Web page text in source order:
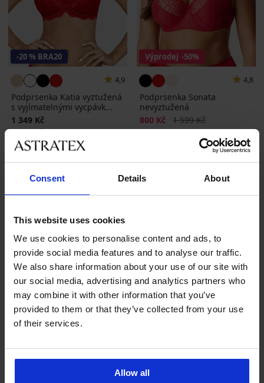
Consent Details About
This website uses cookies
We use cookies to personalise content and ads, to
provide social media features and to analyse our traffic.
We also share information about your use of our site with
our social media, advertising and analytics partners who
may combine it with other information that you’ve
provided to them or that they’ve collected from your use
of their services.
Allow all
-20 % BRA20
4,9
Podprsenka Katia vyztužená
s vyjímatelnými vycpávk...
1 349 Kč
1 079 KčkódBRA20
Výprodej -50%
4,8
Podprsenka Sonata
nevyztužená
Sleva
800 Kč Původní cena
1 599 Kč
-40%
Podprsenka Cassi vyztužená